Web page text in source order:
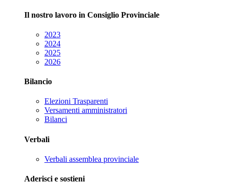
Il nostro lavoro in Consiglio Provinciale
2023
2024
2025
2026
Bilancio
Elezioni Trasparenti
Versamenti amministratori
Bilanci
Verbali
Verbali assemblea provinciale
Aderisci e sostieni